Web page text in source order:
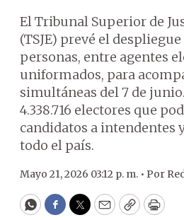
El Tribunal Superior de
(TSJE) prevé el
personas, entre agentes
uniformados, para
simultáneas del 7 de
4.338.716 electores que
candidatos a intendentes
todo el país.
Mayo 21, 2026 03:12 p. m. • Por
WhatsApp
Facebook
Twitter
EmailCopyPrint